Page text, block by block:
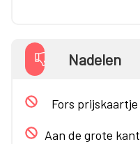
Nadelen
Fors prijskaartje
Aan de grote kant